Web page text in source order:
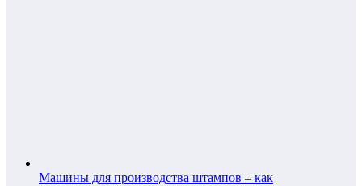
Машины для производства штампов – как